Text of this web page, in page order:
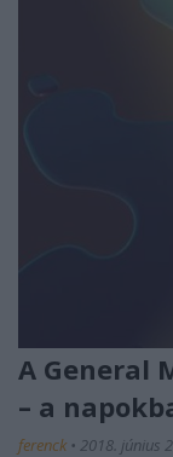
A General
– a
ferenck • 2018. június